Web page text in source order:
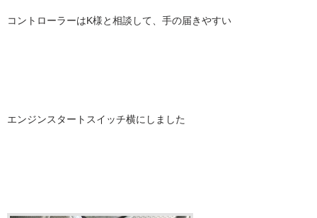
コントローラーはK様と相談して、手の届きやすい
エンジンスタートスイッチ横にしました